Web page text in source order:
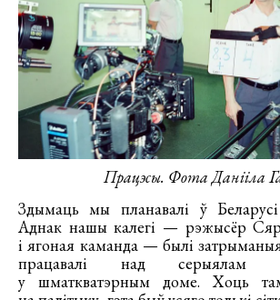
Працэсы. Фота Данііла
Здымаць мы планавалі ў
Аднак нашы калегі — рэжысёр
і ягоная каманда — былі
працавалі над серыялам
у шматкватэрным доме. Хоць